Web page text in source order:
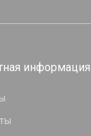
информация